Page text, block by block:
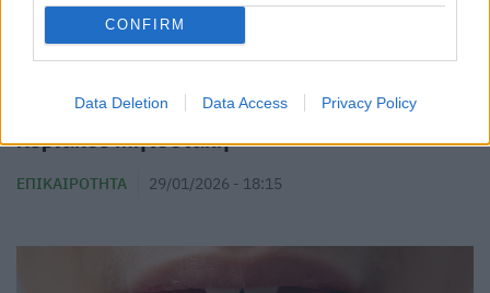
CONFIRM
Data Deletion Data Access Privacy Policy
«Προλαμβάνω»: Πώς θα κάνετε τις δωρεάν
προληπτικές εξετάσεις – Το μήνυμα του
Κυριάκου Μητσοτάκη
ΕΠΙΚΑΙΡΌΤΗΤΑ 29/01/2026 - 18:15